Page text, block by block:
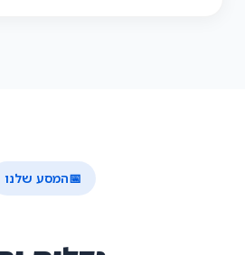
📅המסע שלנו